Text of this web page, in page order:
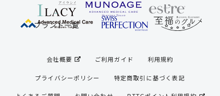
ブランド一覧
会社概要 ご利用ガイド 利用規約
プライバシーポリシー 特定商取引に基づく表記